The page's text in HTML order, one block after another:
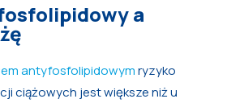
a
antyfosfolipidowymryzyko
ciążowych jest większe niż u